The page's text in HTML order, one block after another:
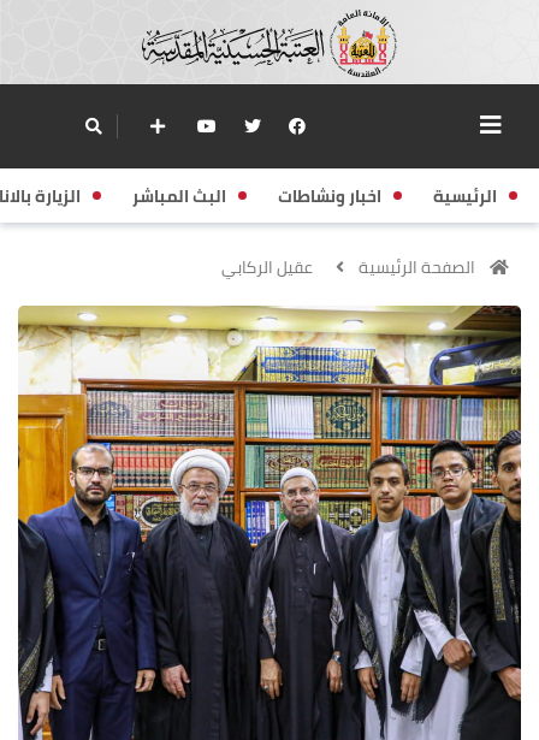
الرئيسية اخبار ونشاطات البث المباشر الزيارة
الصفحة الرئيسية عقيل الركابي